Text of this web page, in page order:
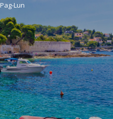
Pag-Lun